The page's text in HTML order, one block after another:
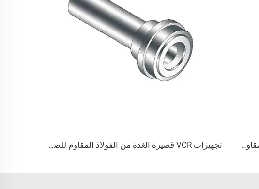
شفة تغذية ألياف بصرية مخصصة من الفولاذ المقاوم للصدأ SS304/SS316L، توصيل أنثى KF25/40، تركيب فراغ NW25/40 تجهيزات VCR قصيرة الغدة من الفولاذ المقاوم للصدأ SS316L بنقاء عالي جدًا، تجهيزات QCR من الفولاذ المقاوم للصدأ، ختم BA/EP